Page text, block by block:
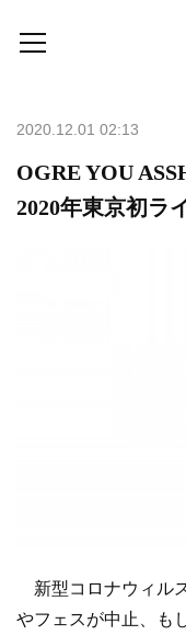
2020.12.01 02:13
OGRE YOU
2020年東京初ラ
新型コロナウィル
やフェスが中止、も